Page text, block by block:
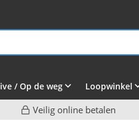
/ Op de weg Loopwinkel
Veilig online betalen